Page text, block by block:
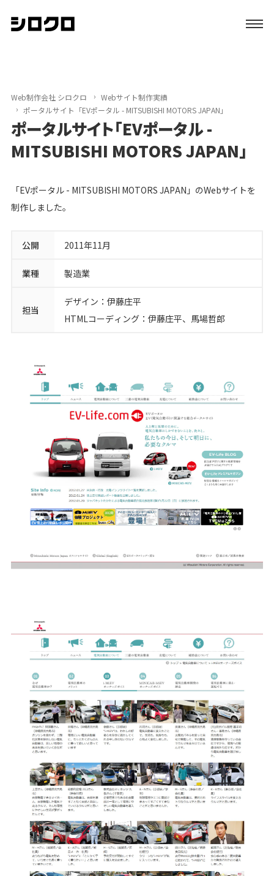
サービス
制作実績
ブログ
資料請求
シロクロマガジン
無料オンライン相談
Web制作会社 シロクロ
Webサイト制作実績
ポータルサイト「EVポータル - MITSUBISHI MOTORS JAPAN」
ポータルサイト「EVポータル -
MITSUBISHI MOTORS JAPAN」
「EVポータル - MITSUBISHI MOTORS JAPAN」のWebサイトを
制作しました。
公開 2011年11月
業種 製造業
担当
デザイン：伊藤庄平
HTMLコーディング：伊藤庄平、馬場哲郎